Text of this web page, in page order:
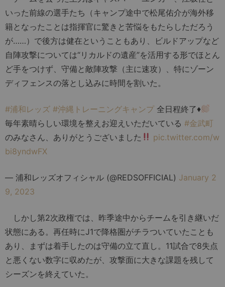
いった前線の選手たち（キャンプ途中で松尾佑介が海外移
籍となったことは指揮官に驚きと苦悩をもたらしただろう
が……）で後方は健在ということもあり、ビルドアップなど
自陣攻撃については“リカルドの遺産”を活用する形でほとん
ど手をつけず、守備と敵陣攻撃（主に速攻）、特にゾーン
ディフェンスの落とし込みに時間を割いた。
#浦和レッズ #沖縄トレーニングキャンプ 全日程終了♦️
毎年素晴らしい環境を整えお迎えいただいている #金武町
のみなさん、ありがとうございました
pic.twitter.com/w
bi8yndwFX
— 浦和レッズオフィシャル (@REDSOFFICIAL) January 2
9, 2023
しかし第2次政権では、昨季途中からチームを引き継いだ
状態にある。再任時にJ1で降格圏がチラついていたことも
あり、まずは着手したのは守備の立て直し。11試合で8失点
と悪くない数字に収めたが、攻撃面に大きな課題を残して
シーズンを終えていた。